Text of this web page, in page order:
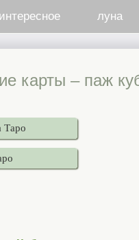
интересное луна
карты – паж
Таро